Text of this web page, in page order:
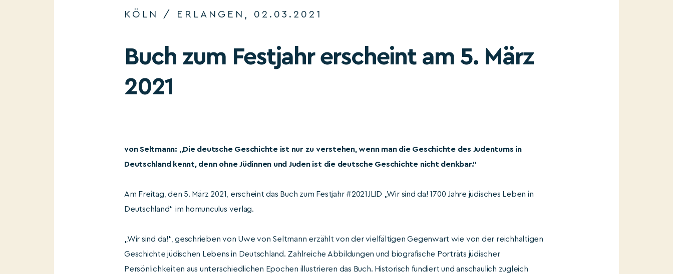
KÖLN / ERLANGEN, 02.03.2021
Buch zum Festjahr erscheint am 5. März
2021
von Seltmann: „Die deutsche Geschichte ist nur zu verstehen, wenn man die Geschichte des Judentums in
Deutschland kennt, denn ohne Jüdinnen und Juden ist die deutsche Geschichte nicht denkbar.“
Am Freitag, den 5. März 2021, erscheint das Buch zum Festjahr #2021JLID „Wir sind da! 1700 Jahre jüdisches Leben in
Deutschland“ im homunculus verlag.
„Wir sind da!“, geschrieben von Uwe von Seltmann erzählt von der vielfältigen Gegenwart wie von der reichhaltigen
Geschichte jüdischen Lebens in Deutschland. Zahlreiche Abbildungen und biografische Porträts jüdischer
Persönlichkeiten aus unterschiedlichen Epochen illustrieren das Buch. Historisch fundiert und anschaulich zugleich